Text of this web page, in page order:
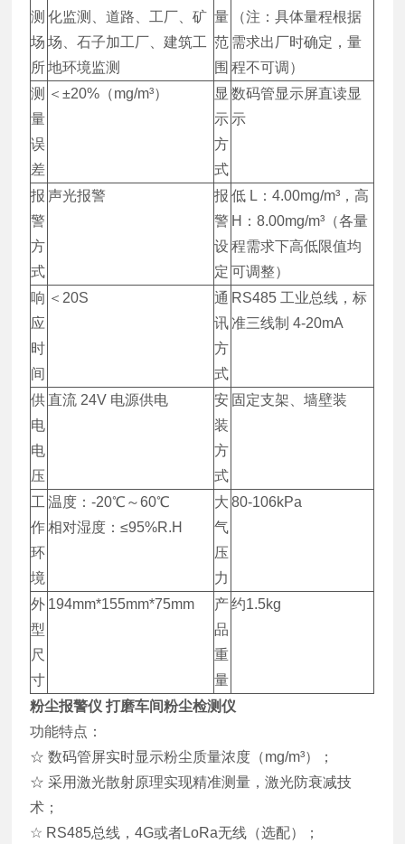
测
场
所
化监测、道路、工厂、矿
场、石子加工厂、建筑工
地环境监测
量
范
围
（注：具体量程根据
需求出厂时确定，量
程不可调）
测
量
误
差
＜±20%（mg/m³）
显
示
方
式
数码管显示屏直读显
示
报
警
方
式
声光报警
报
警
设
定
低 L：4.00mg/m³，高
H：8.00mg/m³（各量
程需求下高低限值均
可调整）
响
应
时
间
＜20S
通
讯
方
式
RS485 工业总线，标
准三线制 4-20mA
供
电
电
压
直流 24V 电源供电
安
装
方
式
固定支架、墙壁装
工
作
环
境
温度：-20℃～60℃
相对湿度：≤95%R.H
大
气
压
力
80-106kPa
外
型
尺
寸
194mm*155mm*75mm
产
品
重
量
约1.5kg
粉尘报警仪 打磨车间粉尘检测仪
功能特点：
☆ 数码管屏实时显示粉尘质量浓度（mg/m³）；
☆ 采用激光散射原理实现精准测量，激光防衰减技
术；
☆ RS485总线，4G或者LoRa无线（选配）；